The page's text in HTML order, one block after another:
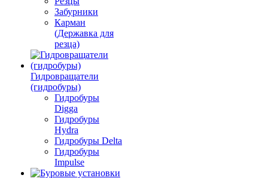
Забурники
Карман
(Державка для
резца)
Гидровращатели
(гидробуры)
Гидробуры
Digga
Гидробуры
Hydra
Гидробуры Delta
Гидробуры
Impulse